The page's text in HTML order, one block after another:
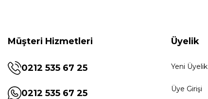
Müşteri Hizmetleri
0212 535 67 25
0212 535 67 25
Üyelik
Yeni Üyelik
Üye Girişi